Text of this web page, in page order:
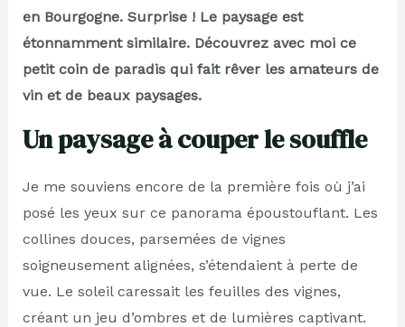
en Bourgogne. Surprise ! Le paysage est
étonnamment similaire. Découvrez avec moi ce
petit coin de paradis qui fait rêver les amateurs de
vin et de beaux paysages.
Un paysage à couper le souffle
Je me souviens encore de la première fois où j’ai
posé les yeux sur ce panorama époustouflant. Les
collines douces, parsemées de vignes
soigneusement alignées, s’étendaient à perte de
vue. Le soleil caressait les feuilles des vignes,
créant un jeu d’ombres et de lumières captivant.